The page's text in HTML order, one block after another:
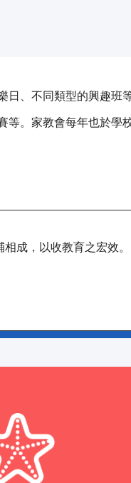
、不同類型的興趣班等
。家教會每年也於學
成，以收教育之宏效。